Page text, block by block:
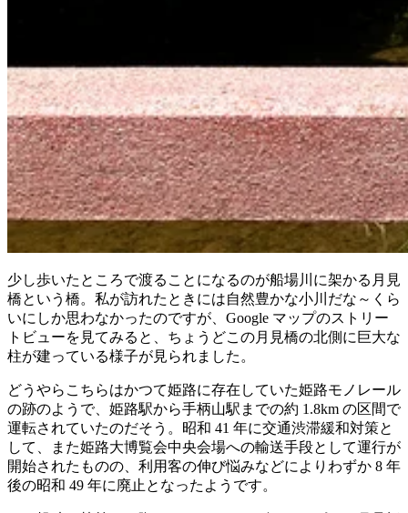
少し歩いたところで渡ることになるのが船場川に架かる月見
橋という橋。私が訪れたときには自然豊かな小川だな～くら
いにしか思わなかったのですが、Google マップのストリー
トビューを見てみると、ちょうどこの月見橋の北側に巨大な
柱が建っている様子が見られました。
どうやらこちらはかつて姫路に存在していた姫路モノレール
の跡のようで、姫路駅から手柄山駅までの約 1.8km の区間で
運転されていたのだそう。昭和 41 年に交通渋滞緩和対策と
して、また姫路大博覧会中央会場への輸送手段として運行が
開始されたものの、利用客の伸び悩みなどによりわずか 8 年
後の昭和 49 年に廃止となったようです。